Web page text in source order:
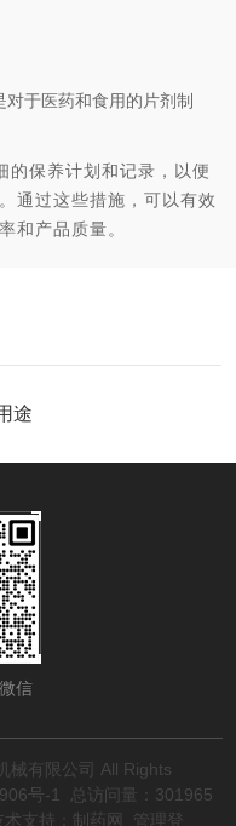
于医药和食用的片剂制
的保养计划和记录，以便
通过这些措施，可以有效
和产品质量。
途
信
械有限公司 All Rights
号-1
总访问量：301965
术支持： 制药网 管理登